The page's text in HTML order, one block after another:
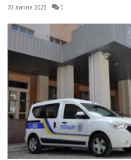
31 липня 2025 0